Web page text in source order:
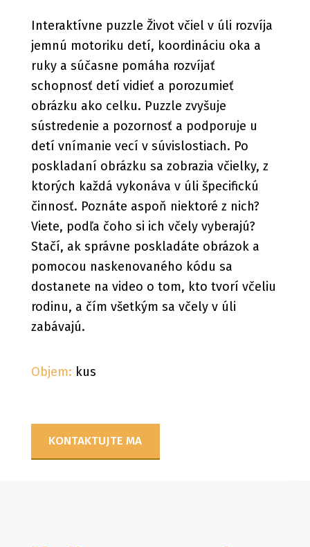
Interaktívne puzzle Život včiel v úli rozvíja
jemnú motoriku detí, koordináciu oka a
ruky a súčasne pomáha rozvíjať
schopnosť detí vidieť a porozumieť
obrázku ako celku. Puzzle zvyšuje
sústredenie a pozornosť a podporuje u
detí vnímanie vecí v súvislostiach. Po
poskladaní obrázku sa zobrazia včielky, z
ktorých každá vykonáva v úli špecifickú
činnosť. Poznáte aspoň niektoré z nich?
Viete, podľa čoho si ich včely vyberajú?
Stačí, ak správne poskladáte obrázok a
pomocou naskenovaného kódu sa
dostanete na video o tom, kto tvorí včeliu
rodinu, a čím všetkým sa včely v úli
zabávajú.
Objem: kus
KONTAKTUJTE MA